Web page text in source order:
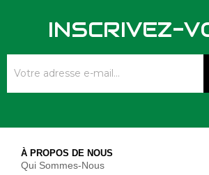
INSCRIVEZ-
À PROPOS DE NOUS
Qui Sommes-Nous